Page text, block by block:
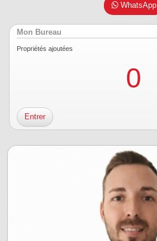
WhatsApp
Mon Bureau
Propriétés ajoutées
0
Entrer